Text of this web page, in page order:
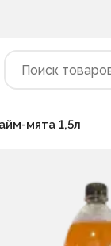
мята 1,5л